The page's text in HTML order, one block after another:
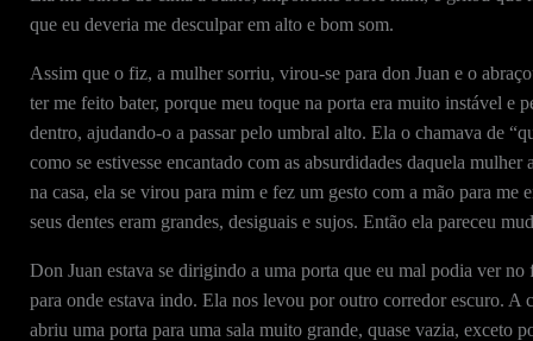
que eu deveria me desculpar em alto e bom som.
Assim que o fiz, a mulher sorriu, virou-se para don Juan e o
ter me feito bater, porque meu toque na porta era muito instável e
dentro, ajudando-o a passar pelo umbral alto. Ela o chamava de
como se estivesse encantado com as absurdidades daquela
na casa, ela se virou para mim e fez um gesto com a mão para
seus dentes eram grandes, desiguais e sujos. Então ela pareceu
Don Juan estava se dirigindo a uma porta que eu mal podia ver
para onde estava indo. Ela nos levou por outro corredor escuro. A
abriu uma porta para uma sala muito grande, quase vazia, exceto